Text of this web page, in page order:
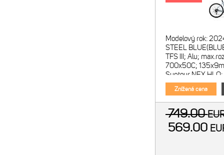
Modelový rok:
STEEL
TFS III; Alu;
700x50C;
Suntour NEX
Lockout;
Znížená cena
749.00
569.00